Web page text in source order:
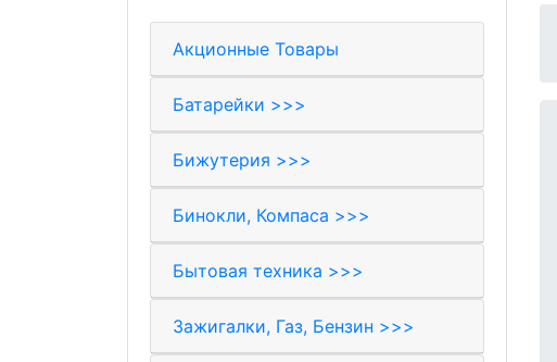
Акционные Товары
Батарейки >>>
Бижутерия >>>
Бинокли, Компаса >>>
Бытовая техника >>>
Зажигалки, Газ, Бензин >>>